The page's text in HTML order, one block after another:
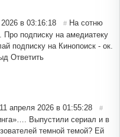
в 03:16:18 # На сотню
подписку на амедиатеку
подписку на Кинопоиск - ок.
Ответить
11 апреля 2026 в 01:55:28 #
Выпустили сериал и в
темной темой? Ей